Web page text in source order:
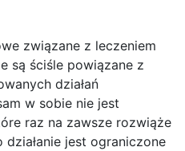
związane z leczeniem
są ściśle powiązane z
działań
w sobie nie jest
raz na zawsze rozwiąże
jest ograniczone